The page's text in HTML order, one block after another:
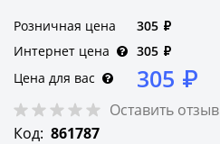
Розничная цена 305 ₽
Интернет цена
305 ₽
Цена для вас
305 ₽
Оставить отзыв
Код: 861787